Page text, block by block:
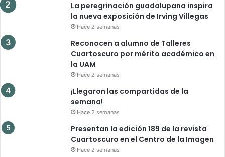
La peregrinación guadalupana inspira
la nueva exposición de Irving Villegas
Hace 2 semanas
Reconocen a alumno de Talleres
Cuartoscuro por mérito académico en
la UAM
Hace 2 semanas
¡Llegaron las compartidas de la
semana!
Hace 2 semanas
Presentan la edición 189 de la revista
Cuartoscuro en el Centro de la Imagen
Hace 2 semanas